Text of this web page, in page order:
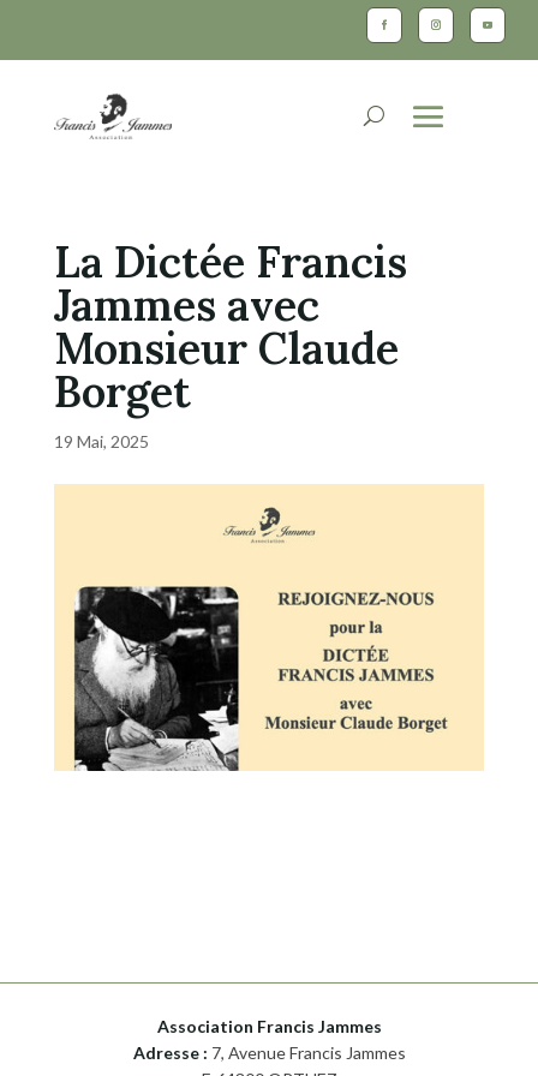
La Dictée Francis
Jammes avec
Monsieur Claude
Borget
19 Mai, 2025
Association Francis Jammes
Adresse : 7, Avenue Francis Jammes